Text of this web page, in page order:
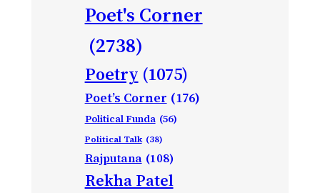
Poet's Corner
(2738)
Poetry (1075)
Poet’s Corner (176)
Political Funda (56)
Political Talk (38)
Rajputana (108)
Rekha Patel